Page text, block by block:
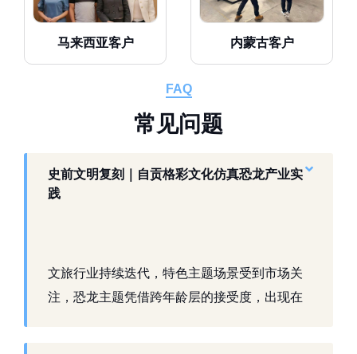
马来西亚客户 内蒙古客户
FAQ
常见问题
史前文明复刻｜自贡格彩文化仿真恐龙产业实
践
文旅行业持续迭代，特色主题场景受到市场关
注，恐龙主题凭借跨年龄层的接受度，出现在